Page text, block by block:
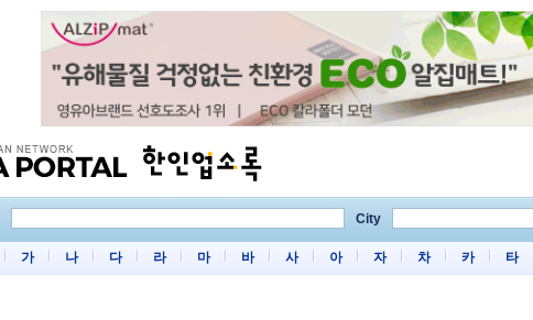
City
가 나 다 라 마 바 사 아 자 차 카 타